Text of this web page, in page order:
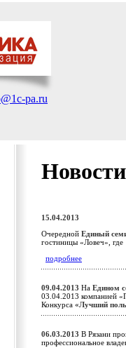
pa.ru
15.04.2013
Очередной Единый
гостиницы «Ловеч», где
подробнее
09.04.2013 На Едином
03.04.2013 компанией
Конкурса «Лучший
06.03.2013 В Рязани
профессиональное